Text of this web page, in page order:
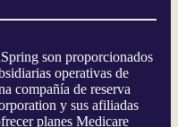
son proporcionados
operativas de
compañía de reserva
y sus afiliadas
planes Medicare